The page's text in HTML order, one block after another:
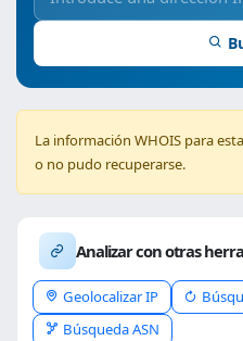
La información WHOIS para
o no pudo recuperarse.
Analizar con otras
Geolocalizar IP
Búsqueda ASN